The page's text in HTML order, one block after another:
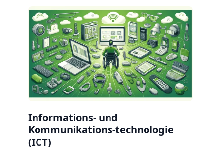
Informations- und
Kommunikations-technologie
(ICT)